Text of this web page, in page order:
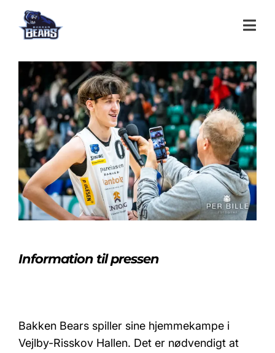
Information til pressen
Bakken Bears spiller sine hjemmekampe i
Vejlby-Risskov Hallen. Det er nødvendigt at